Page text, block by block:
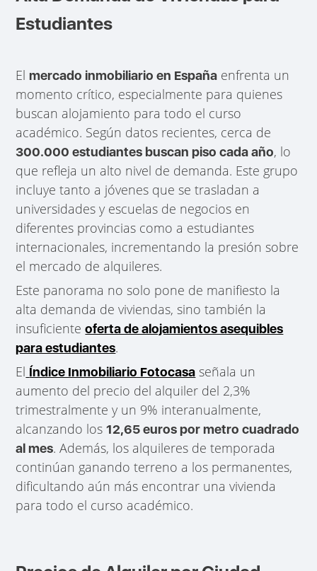
Estudiantes
Elmercado inmobiliario en España enfrenta un
momento crítico, especialmente para quienes
buscan alojamiento para todo el curso
académico. Según datos recientes, cerca de
300.000 estudiantes buscan piso cada año, lo
que refleja un alto nivel de demanda. Este grupo
incluye tanto a jóvenes que se trasladan a
universidades y escuelas de negocios en
diferentes provincias como a estudiantes
internacionales, incrementando la presión sobre
el mercado de alquileres.
Este panorama no solo pone de manifiesto la
alta demanda de viviendas, sino también la
insuficienteoferta de alojamientos asequibles
para estudiantes.
El Índice Inmobiliario Fotocasa señala un
aumento del precio del alquiler del 2,3%
trimestralmente y un 9% interanualmente,
alcanzando los12,65 euros por metro cuadrado
al mes. Además, los alquileres de temporada
continúan ganando terreno a los permanentes,
dificultando aún más encontrar una vivienda
para todo el curso académico.